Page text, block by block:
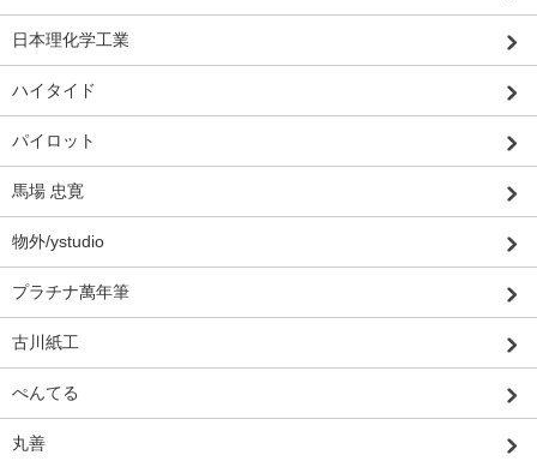
日本理化学工業
ハイタイド
パイロット
馬場 忠寛
物外/ystudio
プラチナ萬年筆
古川紙工
ぺんてる
丸善